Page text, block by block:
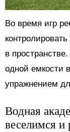
Во время игр
в
одной емкости
упражнением
Водная
веселимся и